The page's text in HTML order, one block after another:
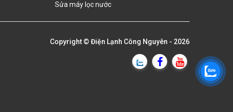
Sửa máy lọc nước
Copyright © Điện Lạnh Công Nguyên - 2026